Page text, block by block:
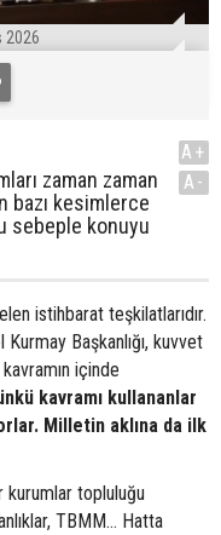
2026
zaman zaman
bazı kesimlerce
sebeple konuyu
A+
A-
istihbarat teşkilatlarıdır.
Başkanlığı, kuvvet
içinde
kavramı kullananlar
Milletin aklına da ilk
kurumlar topluluğu
TBMM… Hatta